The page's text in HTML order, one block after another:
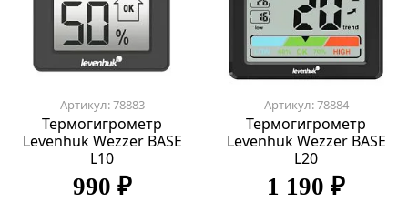
Артикул: 78883
Термогигрометр
Levenhuk Wezzer BASE
L10
990 ₽
Артикул: 78884
Термогигрометр
Levenhuk Wezzer BASE
L20
1 190 ₽